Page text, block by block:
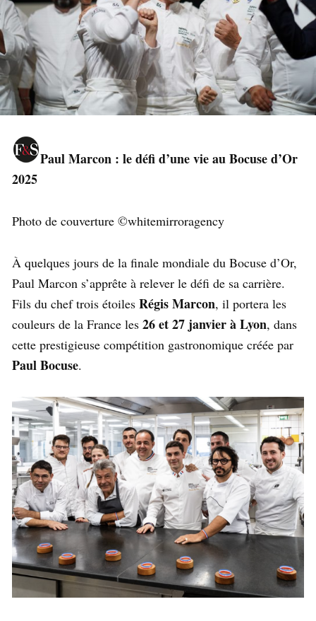
Paul Marcon : le défi d’une vie au Bocuse d’Or
2025
Photo de couverture ©whitemirroragency
À quelques jours de la finale mondiale du Bocuse d’Or,
Paul Marcon s’apprête à relever le défi de sa carrière.
Fils du chef trois étoiles Régis Marcon, il portera les
couleurs de la France les 26 et 27 janvier à Lyon, dans
cette prestigieuse compétition gastronomique créée par
Paul Bocuse.